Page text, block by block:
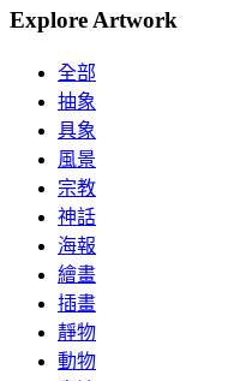
Explore Artwork
全部
抽象
具象
風景
宗教
神話
海報
繪畫
插畫
靜物
動物